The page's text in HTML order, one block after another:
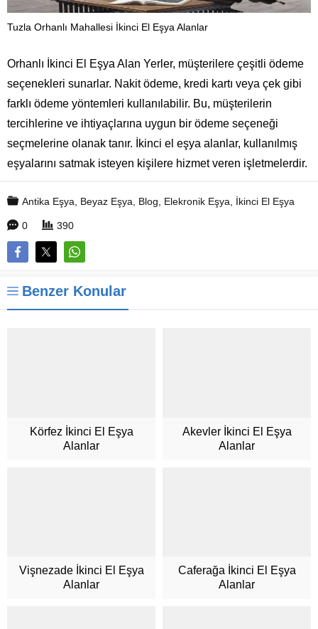
Tuzla Orhanlı Mahallesi İkinci El Eşya Alanlar
Orhanlı İkinci El Eşya Alan Yerler, müşterilere çeşitli ödeme
seçenekleri sunarlar. Nakit ödeme, kredi kartı veya çek gibi
farklı ödeme yöntemleri kullanılabilir. Bu, müşterilerin
tercihlerine ve ihtiyaçlarına uygun bir ödeme seçeneği
seçmelerine olanak tanır. İkinci el eşya alanlar, kullanılmış
eşyalarını satmak isteyen kişilere hizmet veren işletmelerdir.
Antika Eşya, Beyaz Eşya, Blog, Elekronik Eşya, İkinci El Eşya
0 390
Benzer Konular
Körfez İkinci El Eşya
Alanlar
Akevler İkinci El Eşya
Alanlar
Vişnezade İkinci El Eşya
Alanlar
Caferağa İkinci El Eşya
Alanlar
Müşteri Hizmetleri